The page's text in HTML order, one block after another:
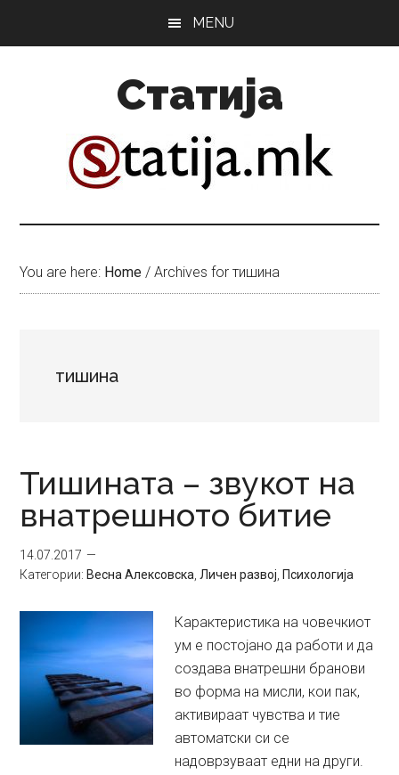
MENU
Статија
You are here: Home / Archives for тишина
тишина
Тишината – звукот на
внатрешното битие
14.07.2017
Категории: Весна Алексовска Личен развој Психологија
Карактеристика на човечкиот
ум е постојано да работи и да
создава внатрешни бранови
во форма на мисли, кои пак,
активираат чувства и тие
автоматски си се
надоврзуваат едни на други.